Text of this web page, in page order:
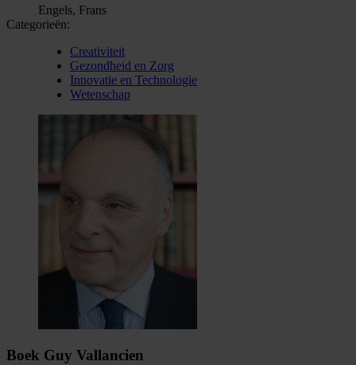
Engels, Frans
Categorieën:
Creativiteit
Gezondheid en Zorg
Innovatie en Technologie
Wetenschap
Boek Guy Vallancien